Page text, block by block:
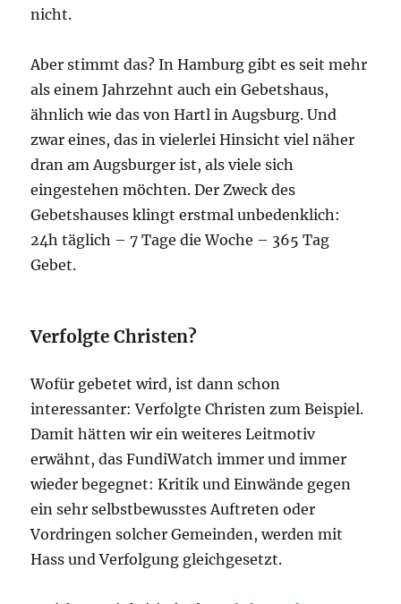
nicht.
Aber stimmt das? In Hamburg gibt es seit mehr
als einem Jahrzehnt auch ein Gebetshaus,
ähnlich wie das von Hartl in Augsburg. Und
zwar eines, das in vielerlei Hinsicht viel näher
dran am Augsburger ist, als viele sich
eingestehen möchten. Der Zweck des
Gebetshauses klingt erstmal unbedenklich:
24h täglich – 7 Tage die Woche – 365 Tag
Gebet.
Verfolgte Christen?
Wofür gebetet wird, ist dann schon
interessanter: Verfolgte Christen zum Beispiel.
Damit hätten wir ein weiteres Leitmotiv
erwähnt, das FundiWatch immer und immer
wieder begegnet: Kritik und Einwände gegen
ein sehr selbstbewusstes Auftreten oder
Vordringen solcher Gemeinden, werden mit
Hass und Verfolgung gleichgesetzt.